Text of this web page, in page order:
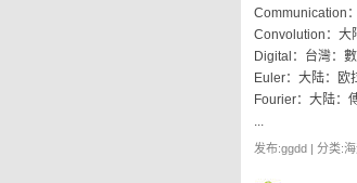
Communication
Convolution：大
Digital：台灣：
Euler：大陆：
Fourier：大陆：
...
发布:ggdd | 分类: